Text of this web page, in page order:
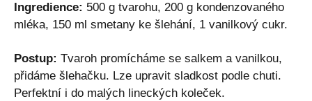
Ingredience: 500 g tvarohu, 200 g kondenzovaného
mléka, 150 ml smetany ke šlehání, 1 vanilkový cukr.
Postup: Tvaroh promícháme se salkem a vanilkou,
přidáme šlehačku. Lze upravit sladkost podle chuti.
Perfektní i do malých lineckých koleček.